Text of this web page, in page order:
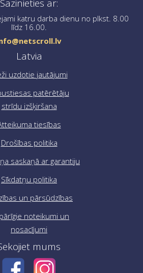
sazinieties ar mums, rakstot uz
Sazinieties ar:
katru darba dienu no plkst. 8.00
līdz 16.00.
Latvia
uzdotie jautājumi
patērētāju
strīdu izšķiršana
tiesības
Drošības politika
saskaņā ar garantiju
Sīkdatņu politika
un pārsūdzības
noteikumi un
nosacījumi
mums